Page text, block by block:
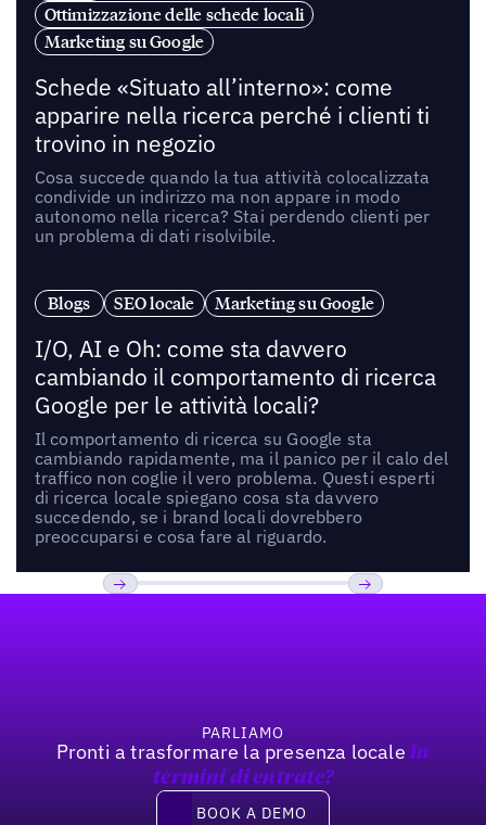
Ottimizzazione delle schede locali
Marketing su Google
Schede «Situato all’interno»: come
apparire nella ricerca perché i clienti ti
trovino in negozio
Cosa succede quando la tua attività colocalizzata
condivide un indirizzo ma non appare in modo
autonomo nella ricerca? Stai perdendo clienti per
un problema di dati risolvibile.
Blogs SEO locale Marketing su Google
I/O, AI e Oh: come sta davvero
cambiando il comportamento di ricerca
Google per le attività locali?
Il comportamento di ricerca su Google sta
cambiando rapidamente, ma il panico per il calo del
traffico non coglie il vero problema. Questi esperti
di ricerca locale spiegano cosa sta davvero
succedendo, se i brand locali dovrebbero
preoccuparsi e cosa fare al riguardo.
PARLIAMO
Pronti a trasformare la presenza locale In
termini di entrate?
Book a demo
BOOK A DEMO